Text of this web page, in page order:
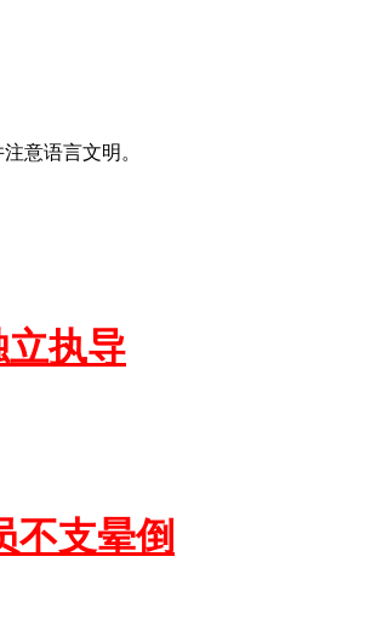
意语言文明。
立执导
不支晕倒